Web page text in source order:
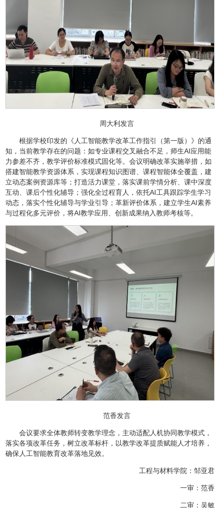
周大利发言
根据学校印发的《人工智能教学改革工作指引（第一版）》的通
知，当前教学存在的问题：如专业课程交叉融合不足，师生AI应用能
力参差不齐，教学评价标准模式固化等。会议明确改革实施举措，如
搭建智能教学资源体系，实现课程知识图谱、课程智能体全覆盖，建
立动态案例资源库等；打造活力课堂，落实课前学情分析、课中深度
互动、课后个性化辅导；强化全过程育人，依托AI工具跟踪学生学习
动态，落实个性化辅导与学业引导；革新评价体系，建立学生AI素养
与过程化多元评价，将AI教学应用、创新成果纳入教师考核等。
范香发言
会议要求全体教师转变教学理念，主动适配人机协同教学模式，
落实各项改革任务，树立改革标杆，以教学改革提质赋能人才培养，
确保人工智能教育改革落地见效。
工程与材料学院：邹亚君
一审：范香
二审：吴敏